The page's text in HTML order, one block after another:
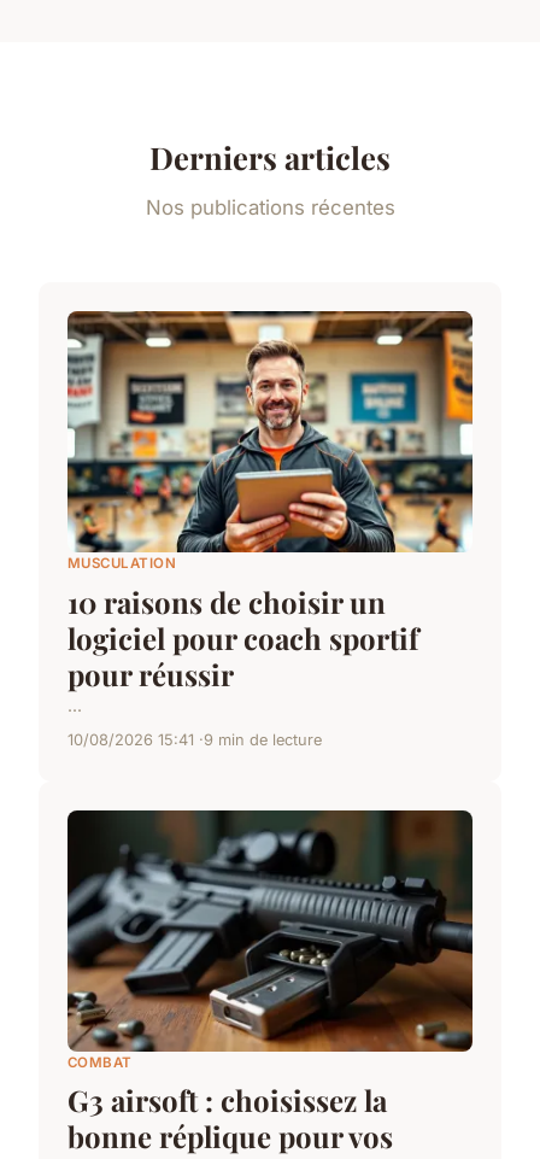
Derniers articles
Nos publications récentes
MUSCULATION
10 raisons de choisir un
logiciel pour coach sportif
pour réussir
...
10/08/2026 15:41 9 min de lecture
COMBAT
G3 airsoft : choisissez la
bonne réplique pour vos